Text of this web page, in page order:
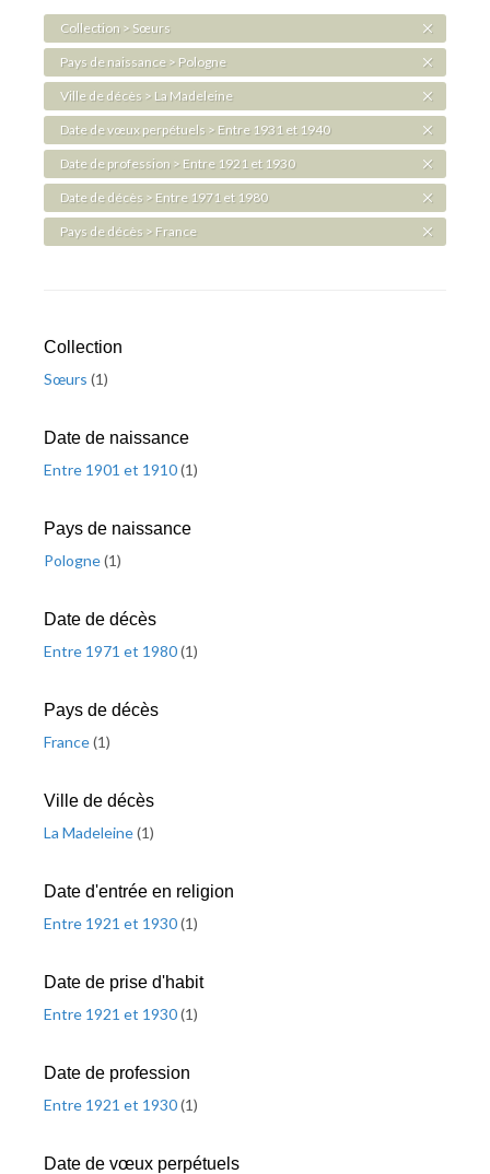
Collection > Sœurs
Pays de naissance > Pologne
Ville de décès > La Madeleine
Date de vœux perpétuels > Entre 1931 et 1940
Date de profession > Entre 1921 et 1930
Date de décès > Entre 1971 et 1980
Pays de décès > France
Collection
Sœurs (1)
Date de naissance
Entre 1901 et 1910(1)
Pays de naissance
Pologne(1)
Date de décès
Entre 1971 et 1980(1)
Pays de décès
France(1)
Ville de décès
La Madeleine(1)
Date d'entrée en religion
Entre 1921 et 1930(1)
Date de prise d'habit
Entre 1921 et 1930(1)
Date de profession
Entre 1921 et 1930(1)
Date de vœux perpétuels